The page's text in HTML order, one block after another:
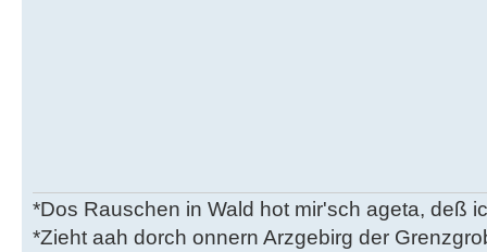
*Dos Rauschen in Wald hot mir'sch ageta, deß
*Zieht aah dorch onnern Arzgebirg der